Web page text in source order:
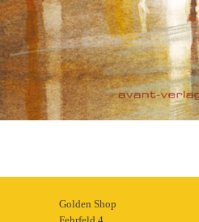
Golden Shop